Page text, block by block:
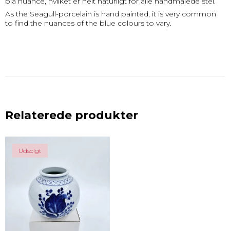
As the Seagull-porcelain is hand painted, it is very common
to find the nuances of the blue colours to vary.
Relaterede produkter
Udsolgt